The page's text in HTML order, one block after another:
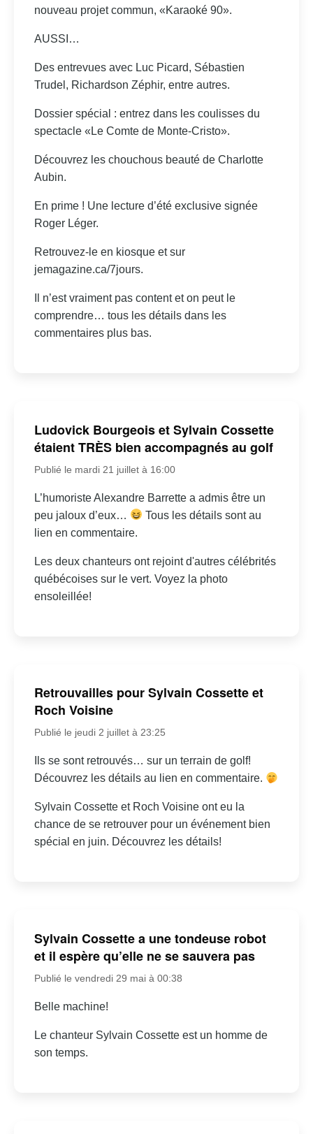
nouveau projet commun, «Karaoké 90».
AUSSI…
Des entrevues avec Luc Picard, Sébastien
Trudel, Richardson Zéphir, entre autres.
Dossier spécial : entrez dans les coulisses du
spectacle «Le Comte de Monte-Cristo».
Découvrez les chouchous beauté de Charlotte
Aubin.
En prime ! Une lecture d’été exclusive signée
Roger Léger.
Retrouvez-le en kiosque et sur
jemagazine.ca/7jours.
Il n’est vraiment pas content et on peut le
comprendre… tous les détails dans les
commentaires plus bas.
Ludovick Bourgeois et Sylvain Cossette
étaient TRÈS bien accompagnés au golf
Publié le mardi 21 juillet à 16:00
L’humoriste Alexandre Barrette a admis être un
peu jaloux d’eux…
Tous les détails sont au
lien en commentaire.
Les deux chanteurs ont rejoint d'autres célébrités
québécoises sur le vert. Voyez la photo
ensoleillée!
Retrouvailles pour Sylvain Cossette et
Roch Voisine
Publié le jeudi 2 juillet à 23:25
Ils se sont retrouvés… sur un terrain de golf!
Découvrez les détails au lien en commentaire.
Sylvain Cossette et Roch Voisine ont eu la
chance de se retrouver pour un événement bien
spécial en juin. Découvrez les détails!
Sylvain Cossette a une tondeuse robot
et il espère qu’elle ne se sauvera pas
Publié le vendredi 29 mai à 00:38
Belle machine!
Le chanteur Sylvain Cossette est un homme de
son temps.